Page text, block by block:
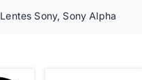
Lentes Sony, Sony Alpha